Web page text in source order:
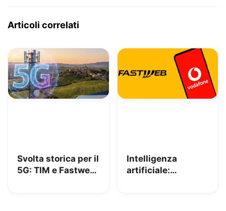
Articoli correlati
Svolta storica per il
5G: TIM e Fastweb
Intelligenza
artificiale: